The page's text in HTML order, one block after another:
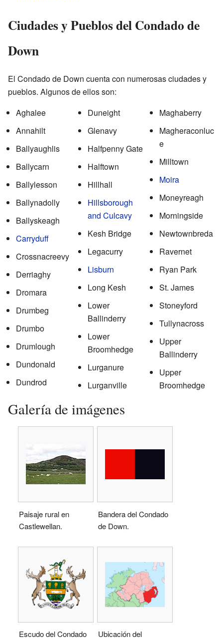
Ciudades y Pueblos del Condado de
Down
El Condado de Down cuenta con numerosas ciudades y
pueblos. Algunos de ellos son:
Aghalee
Annahilt
Ballyaughlis
Ballycarn
Ballylesson
Ballynadolly
Ballyskeagh
Carryduff
Crossnacreevy
Derriaghy
Dromara
Drumbeg
Drumbo
Drumlough
Dundonald
Dundrod
Duneight
Glenavy
Halfpenny Gate
Halftown
Hillhall
Hillsborough
and Culcavy
Kesh Bridge
Legacurry
Lisburn
Long Kesh
Lower
Ballinderry
Lower
Broomhedge
Lurganure
Lurganville
Maghaberry
Magheraconluc
e
Milltown
Moira
Moneyreagh
Morningside
Newtownbreda
Ravernet
Ryan Park
St. James
Stoneyford
Tullynacross
Upper
Ballinderry
Upper
Broomhedge
Galería de imágenes
Paisaje rural en
Castlewellan.
Bandera del Condado
de Down.
Escudo del Condado
Ubicación del